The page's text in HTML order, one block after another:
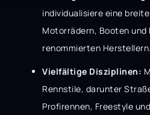
individualisiere eine
Motorrädern, Booten und
renommierten Herstellern.
Vielfältige Disziplinen:
Rennstile, darunter
Profirennen, Freestyle